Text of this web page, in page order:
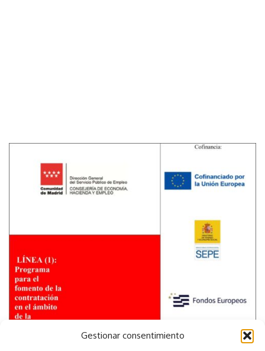
Gestionar consentimiento